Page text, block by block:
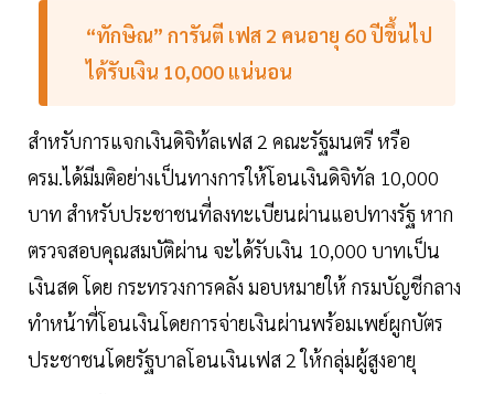
“ทักษิณ” การันตี เฟส 2 คนอายุ 60 ปีขึ้นไป
ได้รับเงิน 10,000 แน่นอน
สำหรับการแจกเงินดิจิท้ลเฟส 2 คณะรัฐมนตรี หรือ
ครม.ได้มีมติอย่างเป็นทางการให้โอนเงินดิจิทัล 10,000
บาท สำหรับประชาชนที่ลงทะเบียนผ่านแอปทางรัฐ หาก
ตรวจสอบคุณสมบัติผ่าน จะได้รับเงิน 10,000 บาทเป็น
เงินสด โดย กระทรวงการคลัง มอบหมายให้ กรมบัญชีกลาง
ทำหน้าที่โอนเงินโดยการจ่ายเงินผ่านพร้อมเพย์ผูกบัตร
ประชาชนโดยรัฐบาลโอนเงินเฟส 2 ให้กลุ่มผู้สูงอายุ